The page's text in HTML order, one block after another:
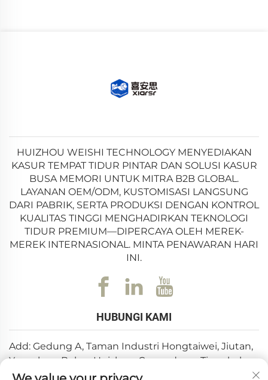
pengguna: Bantal Perut Kucing Anak-Anak, Bantal
dan Bantal Memory Foam Tidur Nyenyak. Masing-
masing bantal ini mengatasi keluhan spesifik,
memanfaatkan bahan berkualitas tinggi dan
pengerjaan canggih untuk memberikan kinerja luar
biasa. Baik Anda mencari teman tidur yang hangat
untuk anak, pekerja kantor yang menderita nyeri leher,
atau siapa pun yang ingin tidur lebih dalam dan lebih
nyenyak, kelima jenis bantal ini menawarkan solusi
setiap bantal secara mendalam, menyoroti
alasan mengapa bantal-bantal ini layak menjadi
bagian dari rutinitas tidur atau relaksasi Anda.
HUIZHOU WEISHI TECHNOLOGY MENYEDIAKAN
KASUR TEMPAT TIDUR PINTAR DAN SOLUSI KASUR
BUSA MEMORI UNTUK MITRA B2B GLOBAL.
LAYANAN OEM/ODM, KUSTOMISASI LANGSUNG
DARI PABRIK, SERTA PRODUKSI DENGAN KONTROL
KUALITAS TINGGI MENGHADIRKAN TEKNOLOGI
TIDUR PREMIUM—DIPERCAYA OLEH MEREK-
MEREK INTERNASIONAL. MINTA PENAWARAN HARI
INI.
HUBUNGI KAMI
Add: Gedung A, Taman Industri Hongtaiwei, Jiutan,
Yuanzhou, Boluo, Huizhou, Guangdong, Tiongkok